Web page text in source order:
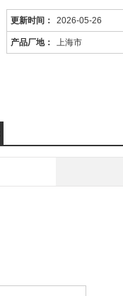
更新时间： 2026-05-26
产品厂地： 上海市